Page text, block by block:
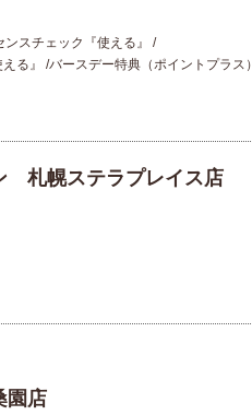
ンスチェック『使える』
る』
バースデー特典（ポイントプラス）
札幌ステラプレイス店
店